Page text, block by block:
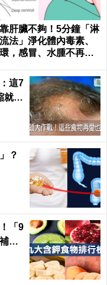
肝臟不夠！5分鐘「淋
法」淨化體內毒素、
，感冒、水腫不再來
這7
就來
？
「9
鉀